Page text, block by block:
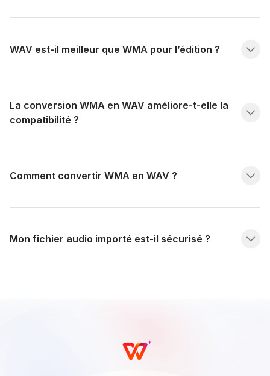
WAV est-il meilleur que WMA pour l’édition ?
La conversion WMA en WAV améliore-t-elle la
compatibilité ?
Comment convertir WMA en WAV ?
Mon fichier audio importé est-il sécurisé ?